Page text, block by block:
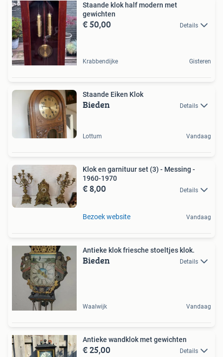
Staande klok half modern met
gewichten
€ 50,00 Details
Krabbendijke Gisteren
Staande Eiken Klok
Bieden Details
Lottum Vandaag
Klok en garnituur set (3) - Messing -
1960-1970
€ 8,00 Details
Bezoek website Vandaag
Antieke klok friesche stoeltjes klok.
Bieden Details
Waalwijk Vandaag
Antieke wandklok met gewichten
€ 25,00 Details